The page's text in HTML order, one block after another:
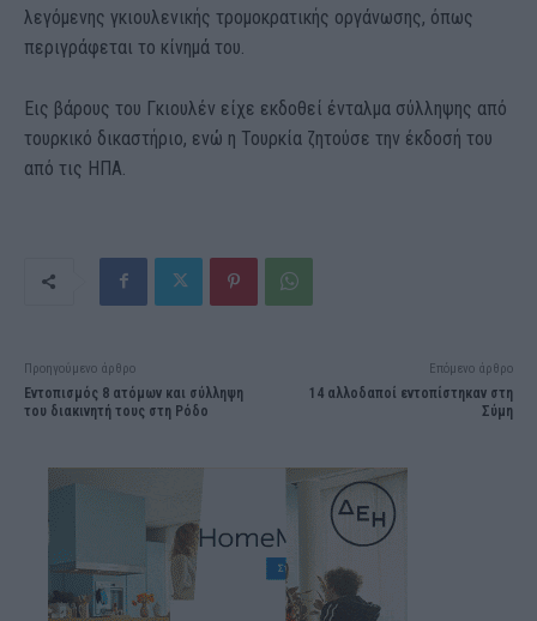
λεγόμενης γκιουλενικής τρομοκρατικής οργάνωσης, όπως
περιγράφεται το κίνημά του.
Εις βάρους του Γκιουλέν είχε εκδοθεί ένταλμα σύλληψης από
τουρκικό δικαστήριο, ενώ η Τουρκία ζητούσε την έκδοσή του
από τις ΗΠΑ.
Προηγούμενο άρθρο
Εντοπισμός 8 ατόμων και σύλληψη
του διακινητή τους στη Ρόδο
Επόμενο άρθρο
14 αλλοδαποί εντοπίστηκαν στη
Σύμη